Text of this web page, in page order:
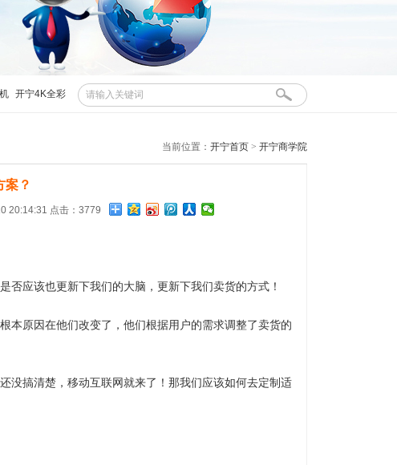
开宁4K全彩
当前位置： 开宁首页 > 开宁商学院
案？
20:14:31 点击：3779
应该也更新下我们的大脑，更新下我们卖货的方式！
本原因在他们改变了，他们根据用户的需求调整了卖货的
没搞清楚，移动互联网就来了！那我们应该如何去定制适